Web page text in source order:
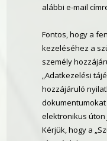
alábbi e-mail
Fontos, hogy a
kezeléséhez a
személy
„Adatkezelési
hozzájáruló
elektronikus úton
Kérjük, hogy a